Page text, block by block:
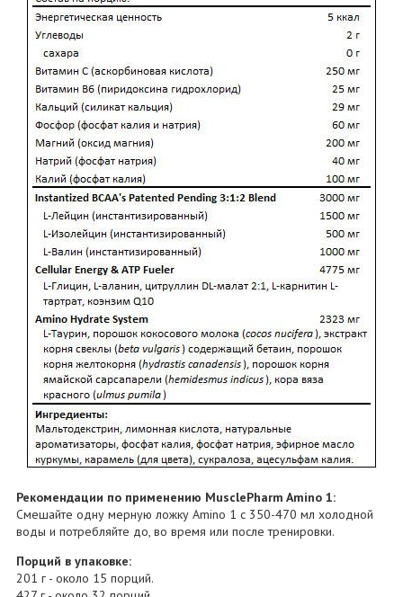
Рекомендации по применению MusclePharm Amino 1:
Смешайте одну мерную ложку Amino 1 с 350-470 мл холодной
воды и потребляйте до, во время или после тренировки.
Порций в упаковке:
201 г - около 15 порций.